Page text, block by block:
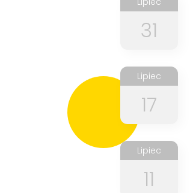
31
Lipiec
17
Lipiec
11